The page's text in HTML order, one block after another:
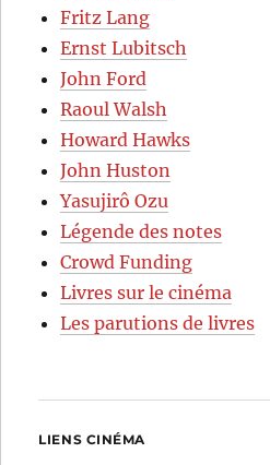
Fritz Lang
Ernst Lubitsch
John Ford
Raoul Walsh
Howard Hawks
John Huston
Yasujirô Ozu
Légende des notes
Crowd Funding
Livres sur le cinéma
Les parutions de livres
LIENS CINÉMA